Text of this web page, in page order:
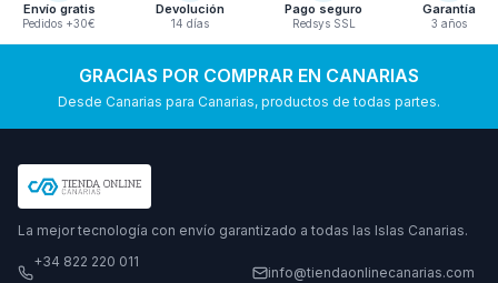
Envío gratis
Pedidos +30€
Devolución
14 días
Pago seguro
Redsys SSL
Garantía
3 años
GRACIAS POR COMPRAR EN CANARIAS
Desde Canarias para Canarias, productos de todas partes.
La mejor tecnología con envío garantizado a todas las Islas Canarias.
+34 822 220 011
info@tiendaonlinecanarias.com